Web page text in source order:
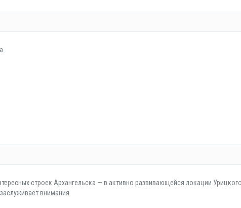
строек Архангельска — в активно развивающейся локации
внимания.